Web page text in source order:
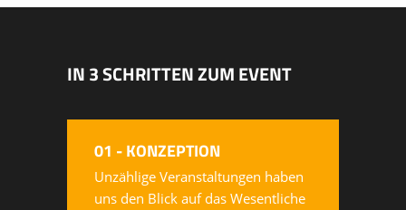
IN 3 SCHRITTEN ZUM EVENT
01 - KONZEPTION
Unzählige Veranstaltungen haben
uns den Blick auf das Wesentliche